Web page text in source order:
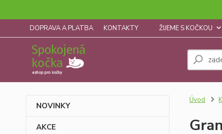
DOPRAVA A PLATBA KONTAKTY ŽIJEME S KOČKOU
NOVINKY
AKCE
Úvod